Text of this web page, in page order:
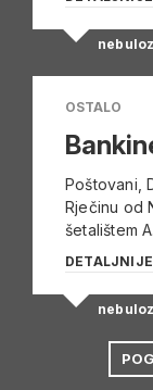
OSTALO
Poštovani,
Rječinu od
šetalištem
DETALJNIJE